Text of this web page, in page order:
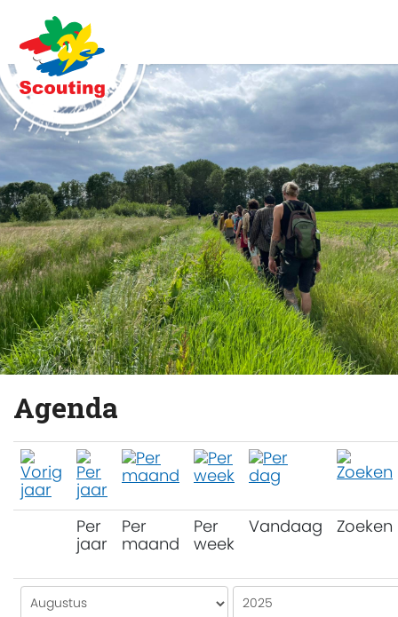
Agenda
Per
jaar
Per
maand
Per
week
Vandaag Zoeken